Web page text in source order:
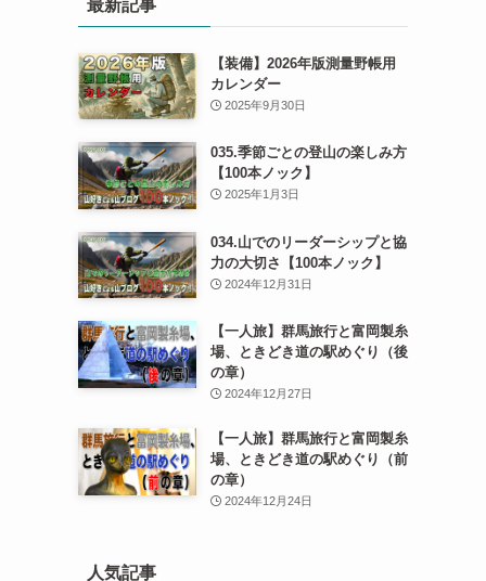
最新記事
【装備】2026年版測量野帳用
カレンダー
2025年9月30日
035.季節ごとの登山の楽しみ方
【100本ノック】
2025年1月3日
034.山でのリーダーシップと協
力の大切さ【100本ノック】
2024年12月31日
【一人旅】群馬旅行と富岡製糸
場、ときどき道の駅めぐり（後
の章）
2024年12月27日
【一人旅】群馬旅行と富岡製糸
場、ときどき道の駅めぐり（前
の章）
2024年12月24日
人気記事